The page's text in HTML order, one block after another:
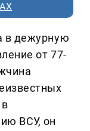
в дежурную
от 77-
ВСУ, он